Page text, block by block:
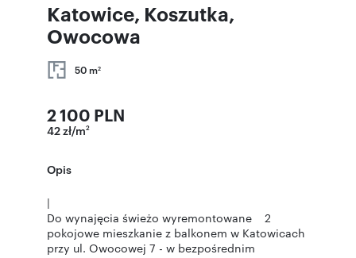
Katowice, Koszutka,
Owocowa
50 m2
2 100 PLN
42 zł/m2
Opis
|
Do wynajęcia świeżo wyremontowane 2
pokojowe mieszkanie z balkonem w Katowicach
przy ul. Owocowej 7 - w bezpośrednim